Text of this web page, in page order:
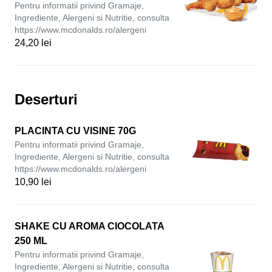
Pentru informatii privind Gramaje,
Ingrediente, Alergeni si Nutritie, consulta
https://www.mcdonalds.ro/alergeni
24,20 lei
Deserturi
PLACINTA CU VISINE 70G
Pentru informatii privind Gramaje,
Ingrediente, Alergeni si Nutritie, consulta
https://www.mcdonalds.ro/alergeni
10,90 lei
SHAKE CU AROMA CIOCOLATA
250 ML
Pentru informatii privind Gramaje,
Ingrediente, Alergeni si Nutritie, consulta